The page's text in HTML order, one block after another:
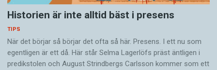
Historien är inte alltid bäst i presens
TIPS
När det börjar så ­börjar det ofta så här. Presens. I ett nu som
egentligen är ett då. Här står Selma Lagerlöfs präst äntligen i
predikstolen och August Strindbergs Carlsson ­kommer som ett